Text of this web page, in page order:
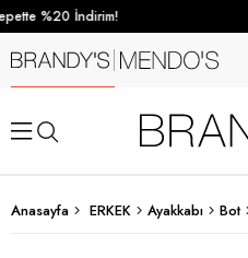
%20 İndirim!
Anasayfa ERKEK Ayakkabı Bot